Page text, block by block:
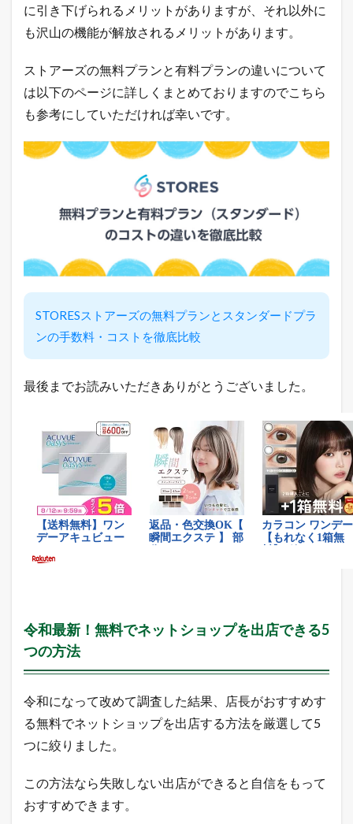
グ
売
筋
商
品
2.1
天
市
デ
ラ
ン
フ
ー
ッ
ピ
ン
売
れ
筋
ラ
キ
A
m
a
z
n
売
れ
筋
キ
ン
グ
に引き下げられるメリットがありますが、それ以外に
も沢山の機能が解放されるメリットがあります。
ストアーズの無料プランと有料プランの違いについて
は以下のページに詳しくまとめておりますのでこちら
も参考にしていただければ幸いです。
STORESストアーズの無料プランとスタンダードプラ
ンの手数料・コストを徹底比較
最後までお読みいただきありがとうございました。
令和最新！無料でネットショップを出店できる5
つの方法
令和になって改めて調査した結果、店長がおすすめす
る無料でネットショップを出店する方法を厳選して5
つに絞りました。
この方法なら失敗しない出店ができると自信をもって
おすすめできます。